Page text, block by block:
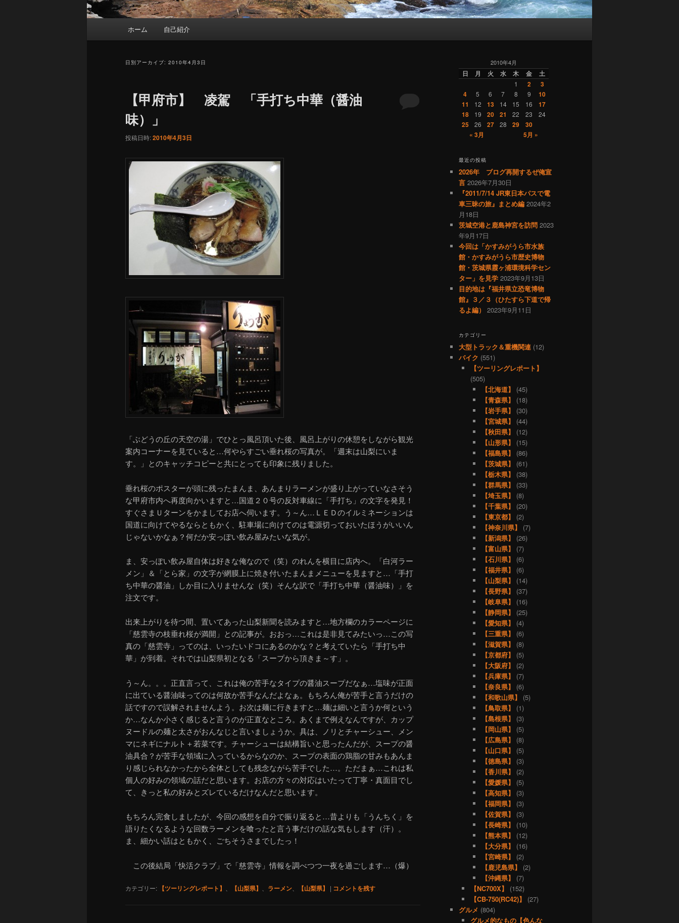
ホーム 自己紹介
日別アーカイブ: 2010年4月3日
【甲府市】 凌駕 「手打ち中華（醤油
味）」
投稿日時:2010年4月3日
「ぶどうの丘の天空の湯」でひとっ風呂頂いた後、風呂上がりの休憩をしながら観光
案内コーナーを見ていると…何やらすごい垂れ桜の写真が。「週末は山梨にいま
す。」とのキャッチコピーと共にとっても印象に残りました。
垂れ桜のポスターが頭に残ったまんま、あんまりラーメンが盛り上がっていなさそう
な甲府市内へ再度向かいますと…国道２０号の反対車線に「手打ち」の文字を発見！
すぐさまＵターンをかましてお店へ伺います。う～ん…ＬＥＤのイルミネーションは
国道に向けてやるならともかく、駐車場に向けてのは電源切っておいたほうがいいん
じゃないかなぁ？何だか安っぽい飲み屋みたいな気が。
ま、安っぽい飲み屋自体は好きな俺なので（笑）のれんを横目に店内へ。「白河ラー
メン」＆「とら家」の文字が網膜上に焼き付いたまんまメニューを見ますと…「手打
ち中華の醤油」しか目に入りませんな（笑）そんな訳で「手打ち中華（醤油味）」を
注文です。
出来上がりを待つ間、置いてあった山梨新聞を読みますと…地方欄のカラーページに
「慈雲寺の枝垂れ桜が満開」との記事が。おおっ…これは是非見てみたいっ…この写
真の「慈雲寺」ってのは、いったいドコにあるのかな？と考えていたら「手打ち中
華」が到着。それでは山梨県初となる「スープから頂きま～す」。
う～ん。。。正直言って、これは俺の苦手なタイプの醤油スープだなぁ…塩味が正面
に出ている醤油味ってのは何故か苦手なんだよなぁ。もちろん俺が苦手と言うだけの
話ですので誤解されませんよう。お次は麺に行きますと…麺は細いと言うか何という
か…なんか小さく感じると言うのが正直なところ。あくまで例えなんですが、カップ
ヌードルの麺と太さがおんなじと言いましょうか。具は、ノリとチャーシュー、メン
マにネギにナルト＋若菜です。チャーシューは結構旨いと思ったんだが、スープの醤
油具合？が苦手な領域に入っているからなのか、スープの表面の鶏脂の甘みもあんま
り感じられなかったから全体としても残念ながら苦手でした…。ただまぁ…これは私
個人の好みの領域の話だと思います。お店の方々の対応はいたって丁寧・真面目でし
て、きっと私の好みとズレているだけなんだと思います。
もちろん完食しましたが、今回の感想を自分で振り返ると…昔よりも「うんちく」を
語りたくなるような回数ラーメンを喰ったと言う事だけの話な気もします（汗）。
ま、細かい話はともかく、ごちそうさまでしたっ！
この後結局「快活クラブ」で「慈雲寺」情報を調べつつ一夜を過ごします…（爆）
カテゴリー: 【ツーリングレポート】 【山梨県】 ラーメン 【山梨県】 | コメントを残す
2010年4月
日 月 火 水 木 金 土
1 2
3
4
5 6 7 8 9
10
11
12 13 14 15 16
17
18
19 20 21 22 23 24
25 26 27 28 29
30
« 3月
5月 »
最近の投稿
2026年 ブログ再開するぜ俺宣
言 2026年7月30日
『2011/7/14 JR東日本パスで電
車三昧の旅』まとめ編 2024年2
月18日
茨城空港と鹿島神宮を訪問 2023
年9月17日
今回は「かすみがうら市水族
館・かすみがうら市歴史博物
館・茨城県霞ヶ浦環境科学セン
ター」を見学 2023年9月13日
目的地は『福井県立恐竜博物
館』３／３（ひたすら下道で帰
るよ編）
2023年9月11日
カテゴリー
大型トラック＆重機関連 (12)
バイク (551)
【ツーリングレポート】
(505)
【北海道】
(45)
【青森県】
(18)
【岩手県】
(30)
【宮城県】
(44)
【秋田県】
(12)
【山形県】
(15)
【福島県】
(86)
【茨城県】
(61)
【栃木県】
(38)
【群馬県】
(33)
【埼玉県】
(8)
【千葉県】
(20)
【東京都】
(2)
【神奈川県】
(7)
【新潟県】
(26)
【富山県】
(7)
【石川県】
(6)
【福井県】
(6)
【山梨県】
(14)
【長野県】
(37)
【岐阜県】
(16)
【静岡県】
(25)
【愛知県】
(4)
【三重県】
(6)
【滋賀県】
(8)
【京都府】
(5)
【大阪府】
(2)
【兵庫県】
(7)
【奈良県】
(6)
【和歌山県】
(5)
【鳥取県】
(1)
【島根県】
(3)
【岡山県】
(5)
【広島県】
(8)
【山口県】
(5)
【徳島県】
(3)
【香川県】
(2)
【愛媛県】
(5)
【高知県】
(3)
【福岡県】
(3)
【佐賀県】
(3)
【長崎県】
(10)
【熊本県】
(12)
【大分県】
(16)
【宮崎県】
(2)
【鹿児島県】
(2)
【沖縄県】
(7)
【NC700X】
(152)
【CB-750(RC42)】
(27)
グルメ (804)
グルメ的なもの【色んな